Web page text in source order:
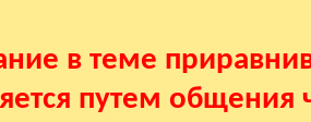
в теме
путем